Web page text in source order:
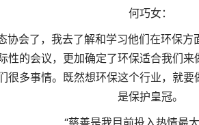
何巧女：
协会了，我去了解和学习他们在环保
性的会议，更加确定了环保适合我们
很多事情。既然想环保这个行业，就
是保护皇冠。
“慈善是我目前投入热情最